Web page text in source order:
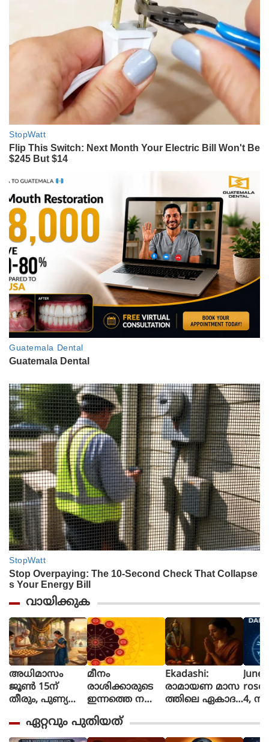
വായിക്കുക
അധിമാസം
ജൂൺ 15ന്
തീരും, പുണ്യ
ഈ 5 കാര്യങ്ങൾ
ചെയ്യാൻ ഇ
മീനം
രാശിക്കാരുടെ
ഇന്നത്തെ നക്ഷ
ത്രഫലം
Ekadashi:
രാമായണ മാസ
ത്തിലെ ഏകാദ
ത്തിന്റെ ആ
ത്മീയ പ്രാധാന്യ
June
4,
നെ?
ഏറ്റവും പുതിയത്